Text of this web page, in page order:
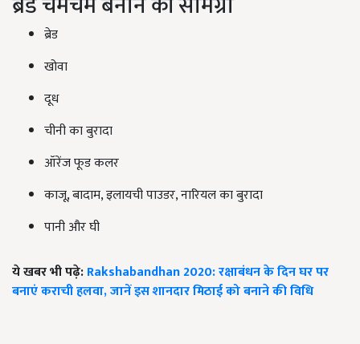
ब्रेड
खोवा
दूध
चीनी का बुरादा
ऑरेंज फूड कलर
काजू, बादाम, इलायची पाउडर, नारियल का बुरादा
पानी और घी
ये खबर भी पढ़े:Rakshabandhan 2020: रक्षाबंधन के दिन घर पर
बनाएं कराची हलवा, जानें इस शानदार मिठाई को बनाने की विधि